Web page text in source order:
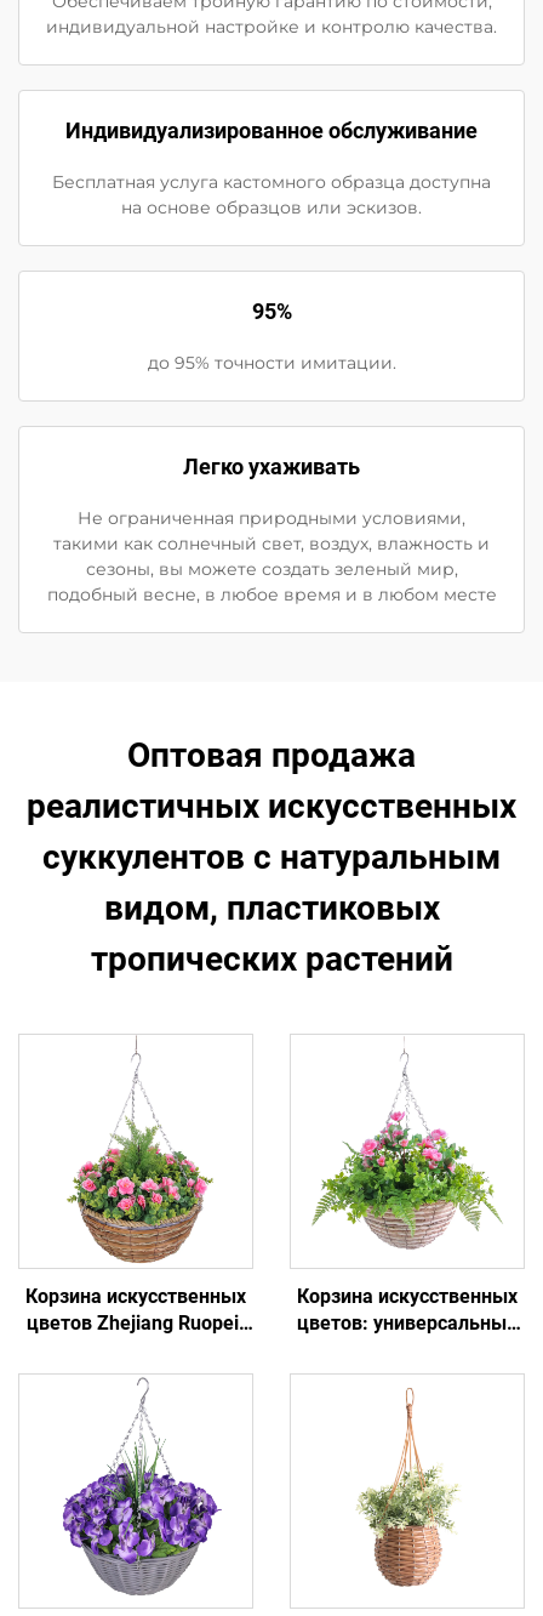
индивидуальной настройке и контролю качества.
Индивидуализированное обслуживание
Бесплатная услуга кастомного образца доступна
на основе образцов или эскизов.
95%
до 95% точности имитации.
Легко ухаживать
Не ограниченная природными условиями,
такими как солнечный свет, воздух, влажность и
сезоны, вы можете создать зеленый мир,
подобный весне, в любое время и в любом месте
Оптовая продажа
реалистичных искусственных
суккулентов с натуральным
видом, пластиковых
тропических растений
Корзина искусственных
цветов Zhejiang Ruopei:
минимальный уход
Корзина искусственных
цветов: универсальный
долгие годы